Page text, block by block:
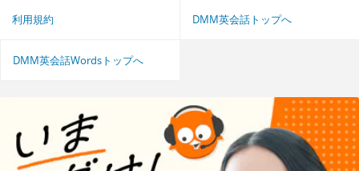
利用規約 DMM英会話トップへ
DMM英会話Wordsトップへ